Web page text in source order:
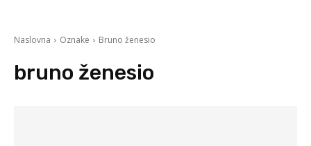
Naslovna Oznake Bruno ženesio
bruno ženesio